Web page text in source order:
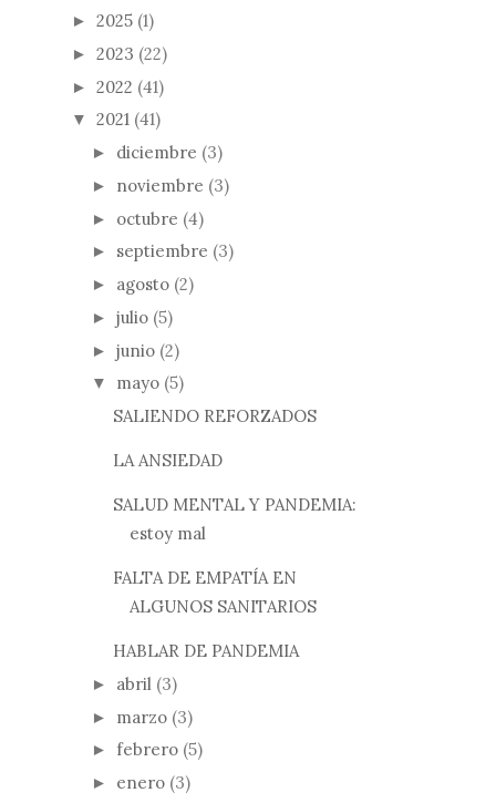
► 2025 (1)
► 2023 (22)
► 2022 (41)
▼ 2021 (41)
► diciembre (3)
► noviembre (3)
► octubre (4)
► septiembre (3)
► agosto (2)
► julio (5)
► junio (2)
▼ mayo (5)
SALIENDO REFORZADOS
LA ANSIEDAD
SALUD MENTAL Y PANDEMIA:
estoy mal
FALTA DE EMPATÍA EN
ALGUNOS SANITARIOS
HABLAR DE PANDEMIA
► abril (3)
► marzo (3)
► febrero (5)
► enero (3)